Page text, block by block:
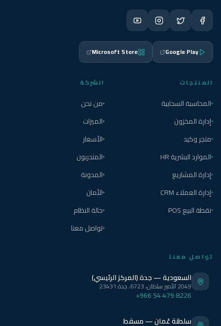
Google Play
Microsoft Store
المنتجات
المحاسبة السحابية
إدارة المخزون
متجر وكيد
الموارد البشرية HR
إدارة المشاريع
إدارة العملاء CRM
نقطة البيع POS
الشركة
من نحن
الميزات
الأسعار
المتدربون
المدونة
الأمان
حالة النظام
تواصل معنا
تواصل معنا
السعودية — جدة (المركز الرئيسي)
2049 الأمير سلطان، 6723، جدة 23431
+966 54 479 8226
سلطنة عُمان — مسقط